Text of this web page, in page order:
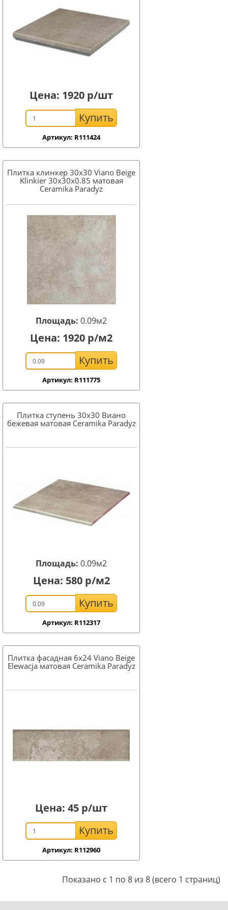
Цена: 1920 р/шт
Купить
Артикул: R111424
Плитка клинкер 30x30 Viano Beige
Klinkier 30x30х0.85 матовая
Ceramika Paradyz
Площадь: 0.09м2
Цена: 1920 р/м2
Купить
Артикул: R111775
Плитка ступень 30x30 Виано
бежевая матовая Ceramika Paradyz
Площадь: 0.09м2
Цена: 580р/м2
Купить
Артикул: R112317
Плитка фасадная 6x24 Viano Beige
Elewacja матовая Ceramika Paradyz
Цена: 45 р/шт
Купить
Артикул: R112960
Показано с 1 по 8 из 8 (всего 1 страниц)